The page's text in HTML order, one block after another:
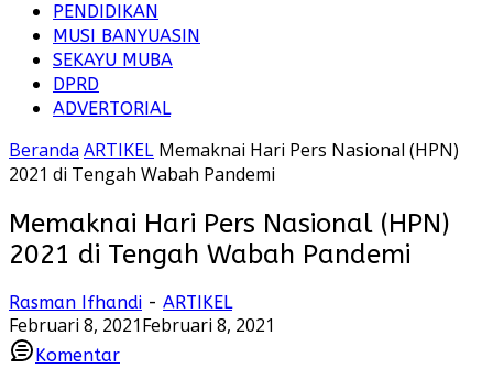
PENDIDIKAN
MUSI BANYUASIN
SEKAYU MUBA
DPRD
ADVERTORIAL
Beranda ARTIKEL Memaknai Hari Pers Nasional (HPN)
2021 di Tengah Wabah Pandemi
Memaknai Hari Pers Nasional (HPN)
2021 di Tengah Wabah Pandemi
Rasman Ifhandi - ARTIKEL
Februari 8, 2021Februari 8, 2021
Komentar